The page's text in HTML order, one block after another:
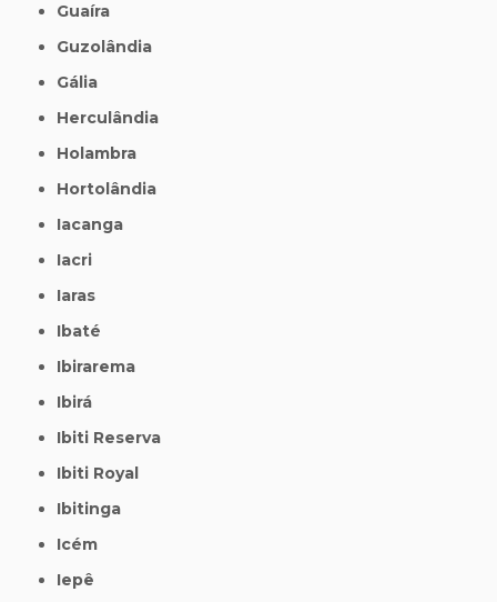
Guaíra
Guzolândia
Gália
Herculândia
Holambra
Hortolândia
Iacanga
Iacri
Iaras
Ibaté
Ibirarema
Ibirá
Ibiti Reserva
Ibiti Royal
Ibitinga
Icém
Iepê